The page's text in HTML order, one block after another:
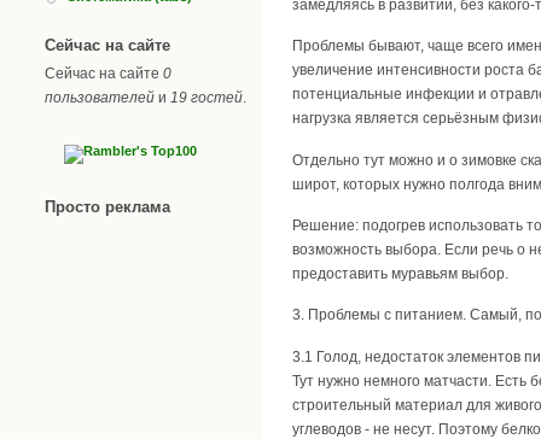
Сейчас на сайте
Сейчас на сайте 0
пользователей и 19 гостей
Просто реклама
замедляясь в развитии, без
Проблемы бывают, чаще всего
увеличение интенсивности роста
потенциальные инфекции и
нагрузка является серьёзным
Отдельно тут можно и о зимовке
широт, которых нужно полгода
Решение: подогрев использовать
возможность выбора. Если речь о
предоставить муравьям выбор.
3. Проблемы с питанием. Самый,
3.1 Голод, недостаток элементов
Тут нужно немного матчасти. Есть
строительный материал для
углеводов - не несут. Поэтому